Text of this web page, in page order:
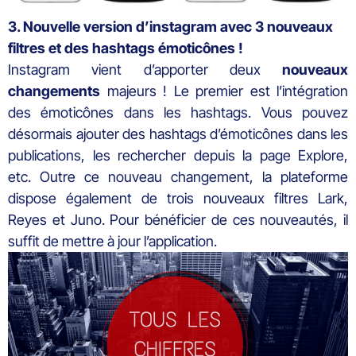
3. Nouvelle version d’instagram avec 3 nouveaux
filtres et des hashtags émoticônes !
Instagram vient d’apporter deux nouveaux
changements majeurs ! Le premier est l’intégration
des émoticônes dans les hashtags. Vous pouvez
désormais ajouter des hashtags d’émoticônes dans les
publications, les rechercher depuis la page Explore,
etc. Outre ce nouveau changement, la plateforme
dispose également de trois nouveaux filtres Lark,
Reyes et Juno. Pour bénéficier de ces nouveautés, il
suffit de mettre à jour l’application.